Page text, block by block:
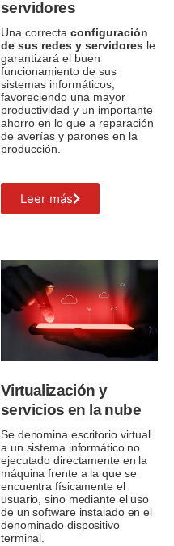
servidores
Una correcta configuración
de sus redes y servidores le
garantizará el buen
funcionamiento de sus
sistemas informáticos,
favoreciendo una mayor
productividad y un importante
ahorro en lo que a reparación
de averías y parones en la
producción.
Leer más
Virtualización y
servicios en la nube
Se denomina escritorio virtual
a un sistema informático no
ejecutado directamente en la
máquina frente a la que se
encuentra físicamente el
usuario, sino mediante el uso
de un software instalado en el
denominado dispositivo
terminal.